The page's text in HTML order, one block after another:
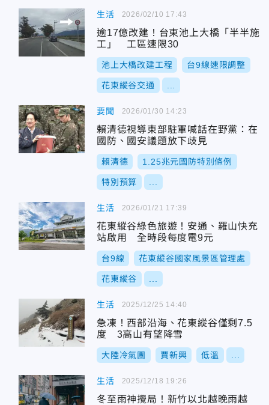
生活
逾17億改建！台東池上大橋「半半施
工」 工區速限30
池上大橋改建工程 台9線速限調整
花東縱谷交通
2026/02/10 17:43
要聞
賴清德視導東部駐軍喊話在野黨：在
國防、國安議題放下歧見
賴清德 1.25兆元國防特別條例
特別預算
2026/01/30 14:23
生活
花東縱谷綠色旅遊！安通、羅山快充
站啟用 全時段每度電9元
台9線 花東縱谷國家風景區管理處
花東縱谷
2026/01/21 17:39
生活
急凍！西部沿海、花東縱谷僅剩7.5
度 3高山有望降雪
大陸冷氣團 賈新興 低溫
2025/12/25 14:40
生活
冬至雨神攪局！新竹以北越晚雨越
2025/12/18 19:26